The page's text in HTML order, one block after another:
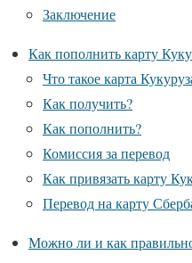
Заключение
Как пополнить карту
Что такое карта
Как получить?
Как пополнить?
Комиссия за перевод
Как привязать карту
Перевод на карту
Можно ли и как